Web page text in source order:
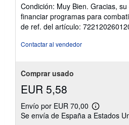
5
de
Condición: Muy Bien. Gracias,
financiar programas para
de ref. del artículo:
Contactar al vendedor
Comprar usado
EUR 5,58
Envío por EUR 70,00
Más
información
Se envía de España a Estados